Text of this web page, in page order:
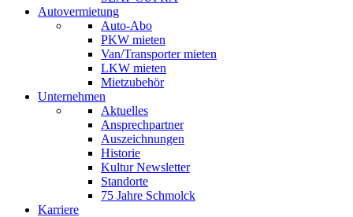
Autovermietung
Auto-Abo
PKW mieten
Van/Transporter mieten
LKW mieten
Mietzubehör
Unternehmen
Aktuelles
Ansprechpartner
Auszeichnungen
Historie
Kultur Newsletter
Standorte
75 Jahre Schmolck
Karriere